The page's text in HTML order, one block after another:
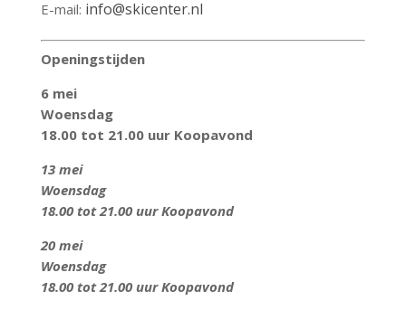
E-mail: info@skicenter.nl
Openingstijden
6 mei
Woensdag
18.00 tot 21.00 uur Koopavond
13 mei
Woensdag
18.00 tot 21.00 uur Koopavond
20 mei
Woensdag
18.00 tot 21.00 uur Koopavond